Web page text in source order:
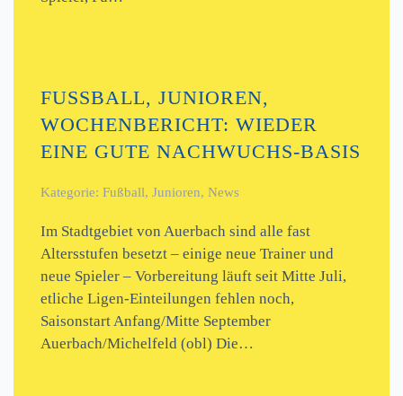
FUSSBALL, JUNIOREN, W
OCHENBERICHT: WIEDER E
INE GUTE NACHWUCHS-BASIS
Kategorie: Fußball, Junioren, News
Im Stadtgebiet von Auerbach sind alle fast
Altersstufen besetzt – einige neue Trainer und
neue Spieler – Vorbereitung läuft seit Mitte Juli,
etliche Ligen-Einteilungen fehlen noch,
Saisonstart Anfang/Mitte September
Auerbach/Michelfeld (obl) Die…